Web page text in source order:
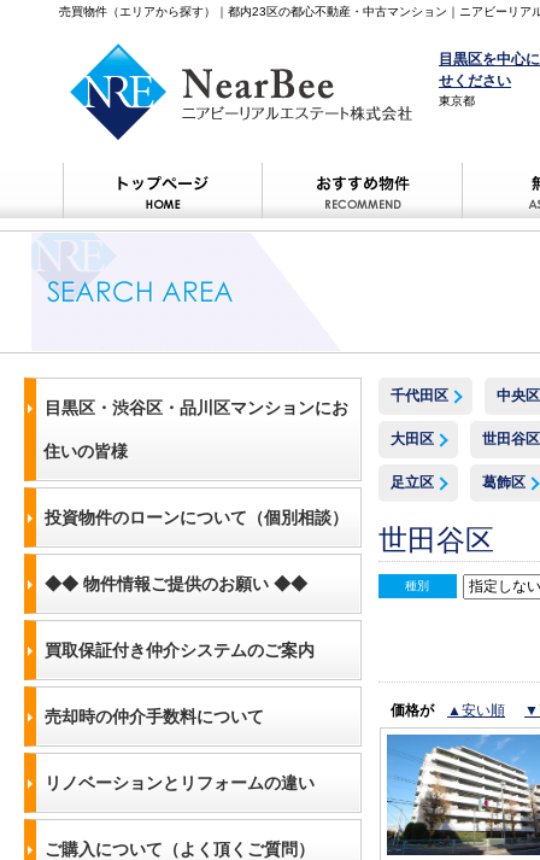
売買物件（エリアから探す）｜都内23区の都心不動産・中古マンション｜ニアビーリア
目黒区を中心
せください
東京都
千代田区 中央区
大田区 世田谷区
足立区 葛飾区
世田谷区
種別
価格が ▲安い順 ▼
目黒区・渋谷区・品川区マンションにお
住いの皆様
投資物件のローンについて（個別相談）
◆◆ 物件情報ご提供のお願い ◆◆
買取保証付き仲介システムのご案内
売却時の仲介手数料について
リノベーションとリフォームの違い
ご購入について（よく頂くご質問）